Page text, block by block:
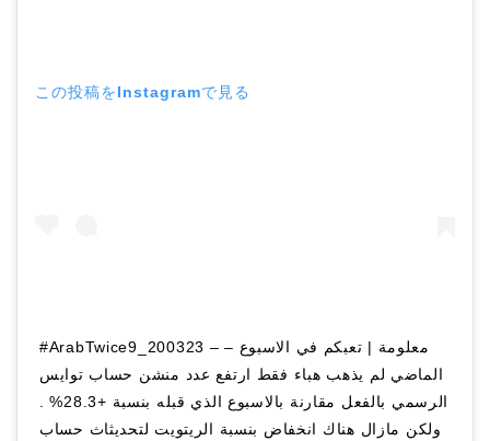
この投稿をInstagramで見る
الماضي لم يذهب هباء فقط ارتفع عدد منشن حساب توايس
الرسمي بالفعل مقارنة بالاسبوع الذي قبله بنسبة +28.3% .
ولكن مازال هناك انخفاض بنسبة الريتويت لتحديثاث حساب